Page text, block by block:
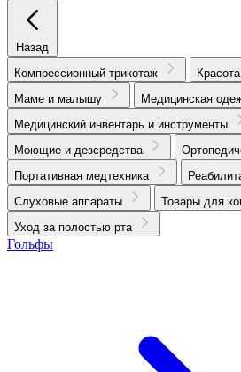
Назад
Компрессионный трикотаж
Маме и малышу
Медицинская
Медицинский инвентарь и инструменты
Моющие и дезсредства
Портативная медтехника
Слуховые аппараты
Товары для
Уход за полостью рта
Гольфы